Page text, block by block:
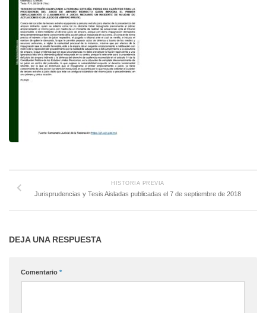
HISTORIA PREVIA
Jurisprudencias y Tesis Aisladas publicadas el 7 de septiembre de 2018
DEJA UNA RESPUESTA
Comentario *